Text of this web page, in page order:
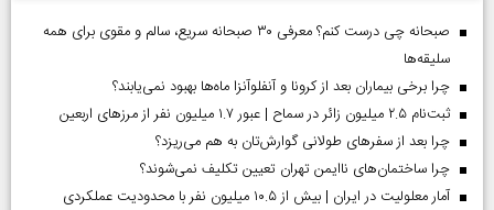
صبحانه چی درست کنم؟ معرفی ۳۰ صبحانه سریع، سالم و مقوی برای همه
سلیقه‌ها
چرا برخی بیماران بعد از کرونا و آنفلوآنزا ماه‌ها بهبود نمی‌یابند؟
ثبت‌نام ۲.۵ میلیون زائر در سماح | عبور ۱.۷ میلیون نفر از مرز‌های اربعین
چرا بعد از سفرهای طولانی گوارش‌تان به هم می‌ریزد؟
چرا ساختمان‌های ناایمن تهران تعیین تکلیف نمی‌شوند؟
آمار معلولیت در ایران | بیش از ۱۰.۵ میلیون نفر با محدودیت عملکردی